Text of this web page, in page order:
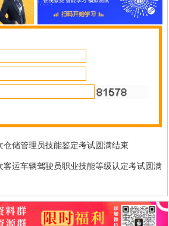
仓储管理员技能鉴定考试圆满结束
客运车辆驾驶员职业技能等级认定考试圆满